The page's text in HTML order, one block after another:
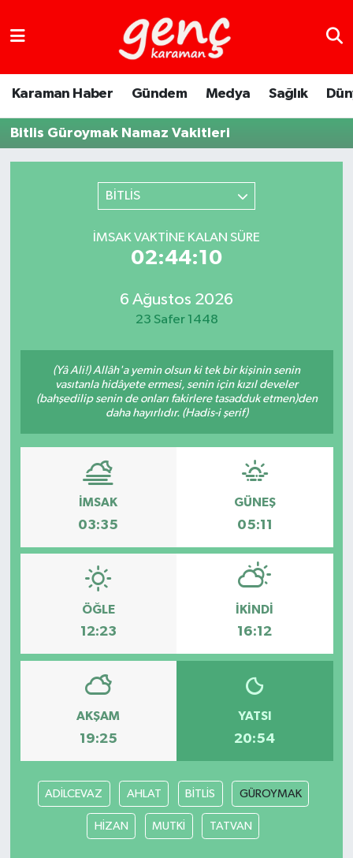
Karaman Haber Gündem Medya Sağlık
Bitlis Güroymak Namaz Vakitleri
BİTLİS
İMSAK VAKTINE KALAN SÜRE
02:44:10
6 Ağustos 2026
23 Safer 1448
(Yâ Ali!) Allâh'a yemin olsun ki tek bir kişinin senin
vasıtanla hidâyete ermesi, senin için kızıl develer
(bahşedilip senin de onları fakirlere tasadduk etmen)den
daha hayırlıdır. (Hadis-i şerif)
İMSAK
03:35
GÜNEŞ
05:11
ÖĞLE
12:23
İKINDI
16:12
AKŞAM
19:25
YATSI
20:54
ADİLCEVAZ AHLAT BİTLİS GÜROYMAK
HİZAN MUTKİ TATVAN